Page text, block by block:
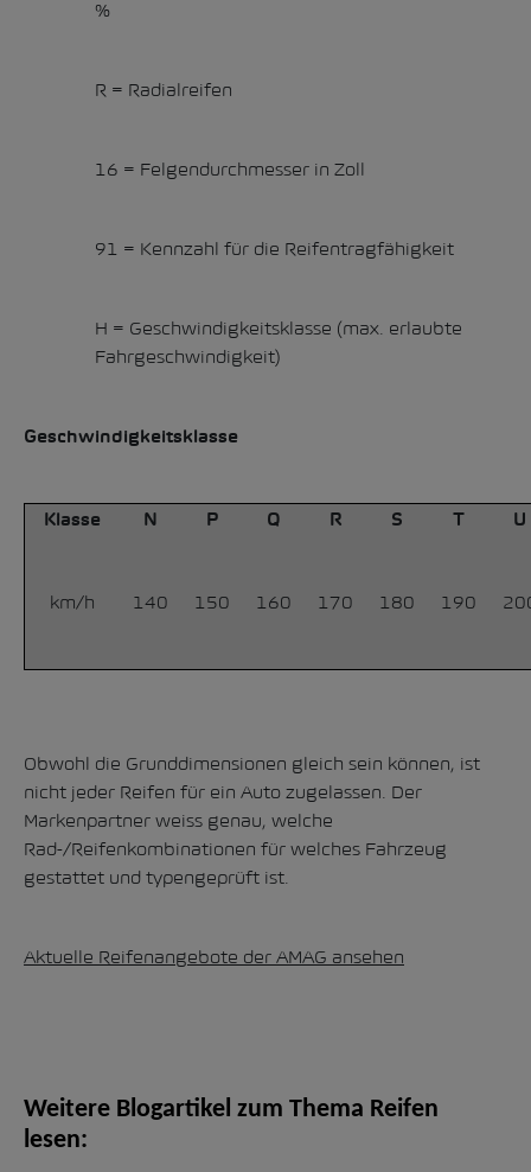
%
R = Radialreifen
16 = Felgendurchmesser in Zoll
91 = Kennzahl für die Reifentragfähigkeit
H = Geschwindigkeitsklasse (max. erlaubte
Fahrgeschwindigkeit)
Geschwindigkeitsklasse
Klasse N P Q R S T U
km/h 140 150 160 170 180 190
Obwohl die Grunddimensionen gleich sein können, ist
nicht jeder Reifen für ein Auto zugelassen. Der
Markenpartner weiss genau, welche
Rad-/Reifenkombinationen für welches Fahrzeug
gestattet und typengeprüft ist.
Aktuelle Reifenangebote der AMAG ansehen
Weitere Blogartikel zum Thema Reifen
lesen: